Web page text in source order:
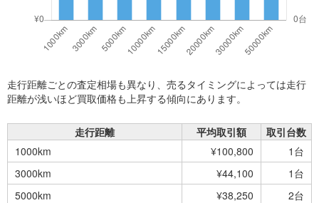
走行距離ごとの査定相場も異なり、売るタイミングによっては走行
距離が浅いほど買取価格も上昇する傾向にあります。
走行距離 平均取引額
取引台数
1000km
¥100,800
1台
3000km
¥44,100
1台
5000km
¥38,250
2台